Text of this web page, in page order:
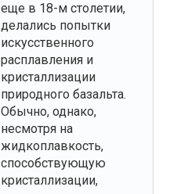
еще в 18-м столетии,
делались попытки
искусственного
расплавления и
кристаллизации
природного базальта.
Обычно, однако,
несмотря на
жидкоплавкость,
способствующую
кристаллизации,